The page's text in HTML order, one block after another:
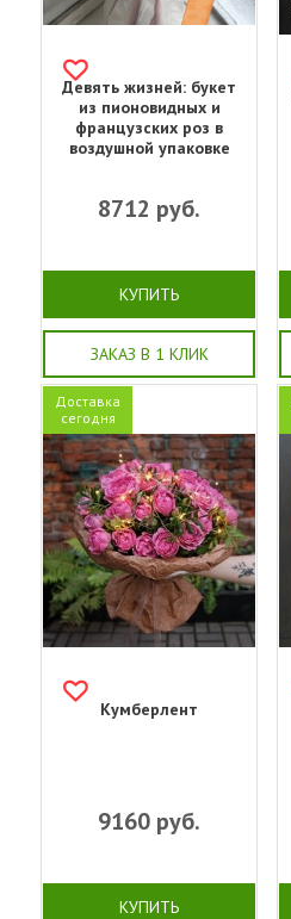
Девять жизней: букет
из пионовидных и
французских роз в
воздушной упаковке
8712 руб.
КУПИТЬ
ЗАКАЗ В 1 КЛИК
Доставка
сегодня
Кумберлент
9160 руб.
КУПИТЬ